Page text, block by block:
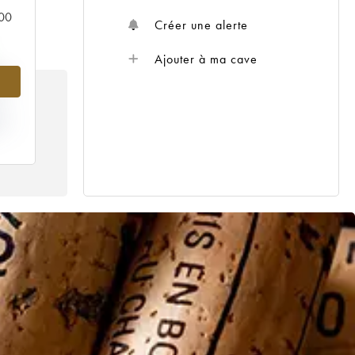
Créer une alerte
Ajouter à ma cave